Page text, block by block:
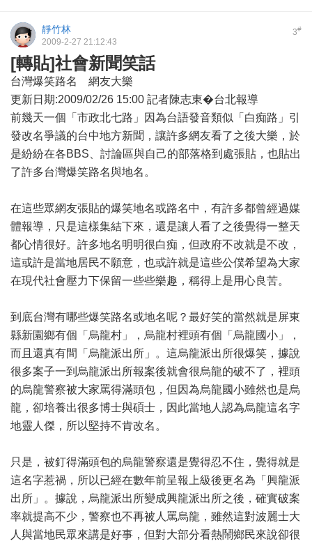
3#
靜竹林
2009-2-27 21:12:43
[轉貼]社會新聞笑話
台灣爆笑路名 網友大樂
更新日期:2009/02/26 15:00 記者陳志東�台北報導
前幾天一個「市政北七路」因為台語發音類似「白痴路」引
發改名爭議的台中地方新聞，讓許多網友看了之後大樂，於
是紛紛在各BBS、討論區與自己的部落格到處張貼，也貼出
了許多台灣爆笑路名與地名。
在這些眾網友張貼的爆笑地名或路名中，有許多都曾經過媒
體報導，只是這樣集結下來，還是讓人看了之後覺得一整天
都心情很好。許多地名明明很白痴，但政府不改就是不改，
這或許是當地居民不願意，也或許就是這些公僕希望為大家
在現代社會壓力下保留一些些樂趣，稱得上是用心良苦。
到底台灣有哪些爆笑路名或地名呢？最好笑的當然就是屏東
縣新園鄉有個「烏龍村」，烏龍村裡頭有個「烏龍國小」，
而且還真有間「烏龍派出所」。這烏龍派出所很爆笑，據說
很多案子一到烏龍派出所報案後就會很烏龍的破不了，裡頭
的烏龍警察被大家罵得滿頭包，但因為烏龍國小雖然也是烏
龍，卻培養出很多博士與碩士，因此當地人認為烏龍這名字
地靈人傑，所以堅持不肯改名。
只是，被釘得滿頭包的烏龍警察還是覺得忍不住，覺得就是
這名字惹禍，所以已經在數年前呈報上級後更名為「興龍派
出所」。據說，烏龍派出所變成興龍派出所之後，確實破案
率就提高不少，警察也不再被人罵烏龍，雖然這對波麗士大
人與當地民眾來講是好事，但對大部分看熱鬧鄉民來說卻很